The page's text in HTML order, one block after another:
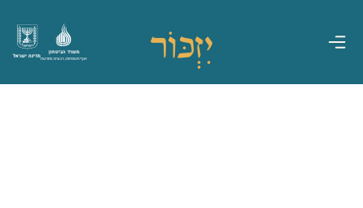
מדינת ישראל
משרד הביטחון
אגף משפחות, הנצחה ומורשת